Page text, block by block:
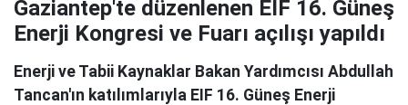
Gaziantep'te düzenlenen EIF 16. Güneş
Enerji Kongresi ve Fuarı açılışı yapıldı
Enerji ve Tabii Kaynaklar Bakan Yardımcısı Abdullah
Tancan'ın katılımlarıyla EIF 16. Güneş Enerji